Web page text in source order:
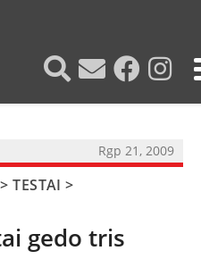
Rgp 21, 2009
>TESTAI >
gedo tris